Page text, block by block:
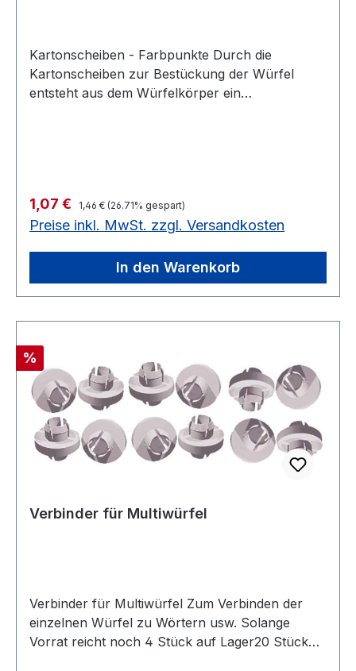
Kartonscheiben - Farbpunkte Durch die
Kartonscheiben zur Bestückung der Würfel
entsteht aus dem Würfelkörper ein
reicht noch 3 Stück auf Lager54
Farbpunktscheiben Solange Vorrat reicht
Verkaufspreis:
1,07 € Regulärer Preis:
1,46 € (26.71% gespart)
Preise inkl. MwSt. zzgl. Versandkosten
In den Warenkorb
Rabatt
%
Verbinder für Multiwürfel
Verbinder für Multiwürfel Zum Verbinden der
einzelnen Würfel zu Wörtern usw. Solange
Vorrat reicht noch 4 Stück auf Lager20 Stück